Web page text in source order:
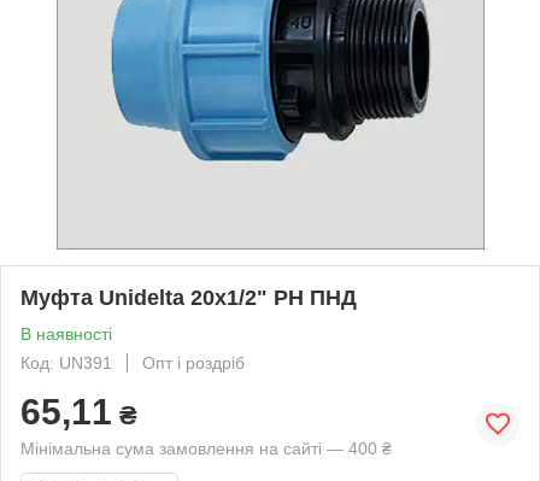
Муфта Unidelta 20х1/2" РН ПНД
В наявності
Код: UN391
Опт і роздріб
65,11 ₴
Мінімальна сума замовлення на сайті — 400 ₴